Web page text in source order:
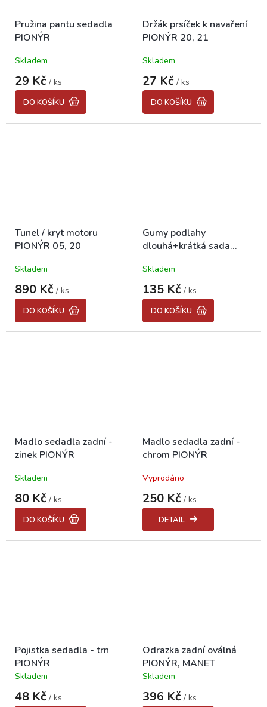
Pružina pantu sedadla
PIONÝR
Skladem
29 Kč / ks
DO KOŠÍKU
Držák prsíček k navaření
PIONÝR 20, 21
Skladem
27 Kč / ks
DO KOŠÍKU
Tunel / kryt motoru
PIONÝR 05, 20
Skladem
890 Kč / ks
DO KOŠÍKU
Gumy podlahy
dlouhá+krátká sada
Skladem
135 Kč / ks
DO KOŠÍKU
Madlo sedadla zadní -
zinek PIONÝR
Skladem
80 Kč / ks
DO KOŠÍKU
Madlo sedadla zadní -
chrom PIONÝR
Vyprodáno
250 Kč / ks
DETAIL
Pojistka sedadla - trn
PIONÝR
Průměrné
hodnocení
produktu
Skladem
48 Kč / ks
Odrazka zadní oválná
PIONÝR, MANET
Průměrné
hodnocení
produktu
Skladem
396 Kč / ks